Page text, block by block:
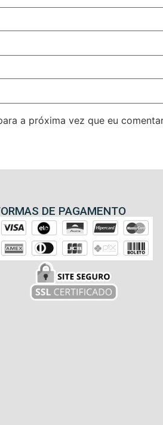
a próxima vez que eu
DE PAGAMENTO